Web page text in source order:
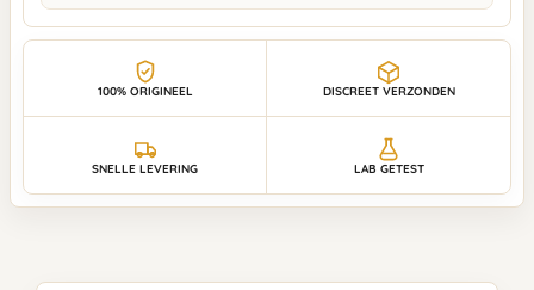
100% ORIGINEEL DISCREET VERZONDEN
SNELLE LEVERING LAB GETEST